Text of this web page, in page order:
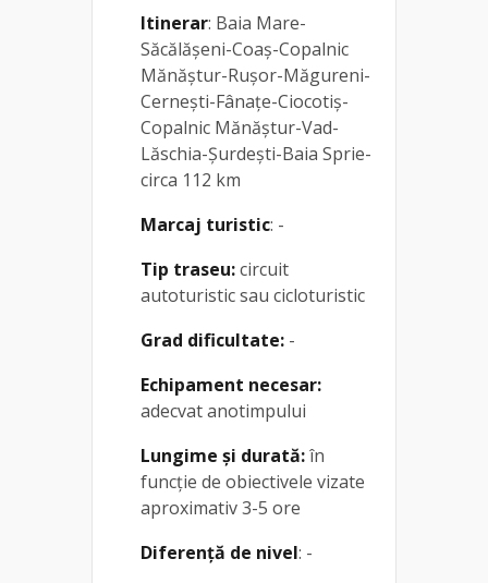
Itinerar: Baia Mare-
Săcălășeni-Coaș-Copalnic
Mănăștur-Rușor-Măgureni-
Cernești-Fânațe-Ciocotiș-
Copalnic Mănăștur-Vad-
Lăschia-Șurdești-Baia Sprie-
circa 112 km
Marcaj turistic: -
Tip traseu:circuit
autoturistic sau cicloturistic
Grad dificultate: -
Echipament necesar:
adecvat anotimpului
Lungime și durată:în
funcție de obiectivele vizate
aproximativ 3-5 ore
Diferență de nivel: -